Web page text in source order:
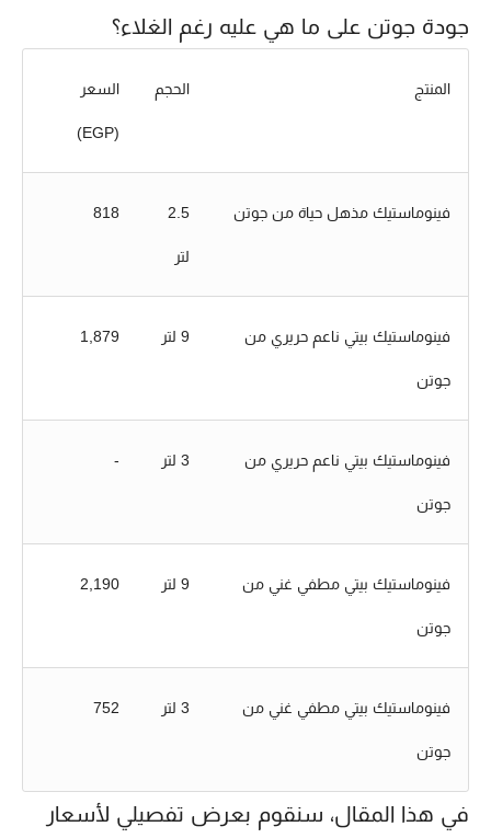
جودة جوتن على ما هي عليه رغم الغلاء؟
المنتج الحجم السعر
(EGP)
فينوماستيك مذهل حياة من جوتن 2.5
لتر
818
فينوماستيك بيتي ناعم حريري من
جوتن
9 لتر 1,879
فينوماستيك بيتي ناعم حريري من
جوتن
3 لتر -
فينوماستيك بيتي مطفي غني من
جوتن
9 لتر 2,190
فينوماستيك بيتي مطفي غني من
جوتن
3 لتر 752
في هذا المقال، سنقوم بعرض تفصيلي لأسعار